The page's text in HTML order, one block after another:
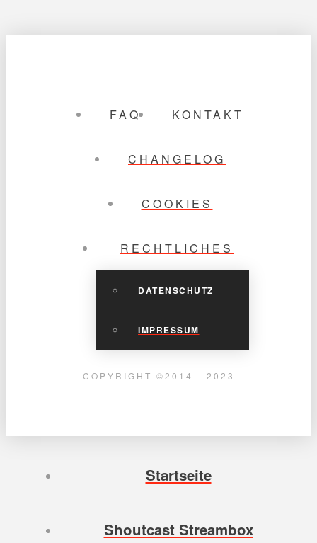
FAQ KONTAKT
CHANGELOG
COOKIES
RECHTLICHES
DATENSCHUTZ
IMPRESSUM
COPYRIGHT ©2014 - 2023
Startseite
Shoutcast Streambox